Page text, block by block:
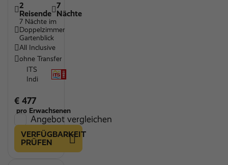
2
Reisende
7
Nächte
7 Nächte im
Doppelzimmer
Gartenblick
All Inclusive
ohne Transfer
ITS
Indi
€ 477
pro Erwachsenen
Angebot vergleichen
VERFÜGBARKEIT
PRÜFEN